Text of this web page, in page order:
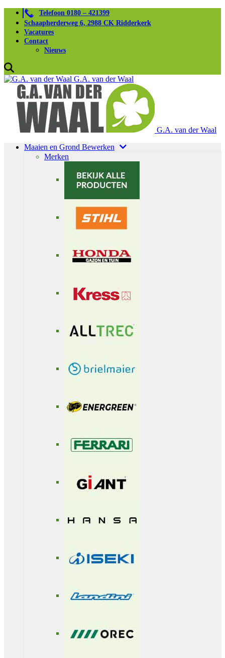
Telefoon 0180 – 421399
Schaapherderweg 6, 2988 CK Ridderkerk
Vacatures
Contact
Nieuws
G.A. van der Waal
G.A. van der Waal
Maaien en Grond Bewerken
Merken